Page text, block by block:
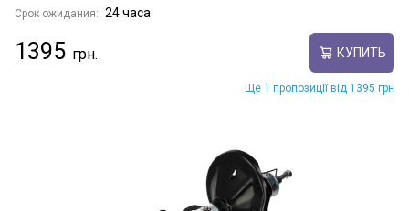
Срок ожидания: 24 часа
1395 КУПИТЬ
Ще 1 пропозиції від 1395 грн